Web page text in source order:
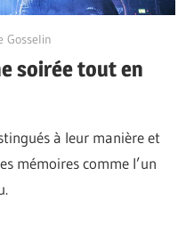
Gosselin
soirée tout en
à leur manière et
mémoires comme l’un